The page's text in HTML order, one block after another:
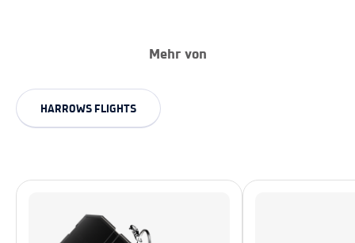
Mehr von
HARROWS FLIGHTS